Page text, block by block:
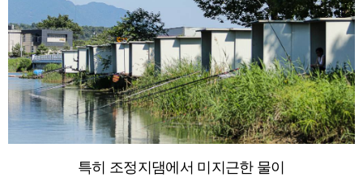
특히 조정지댐에서 미지근한 물이